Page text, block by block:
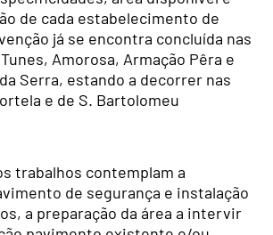
de cada estabelecimento de
já se encontra concluída nas
Amorosa, Armação Pêra e
Serra, estando a decorrer nas
e de S. Bartolomeu
trabalhos contemplam a
de segurança e instalação
a preparação da área a intervir